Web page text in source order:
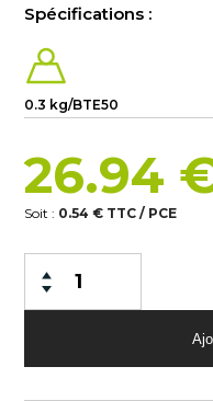
Spécifications :
0.3 kg/BTE50
26.94
Soit : 0.54 € TTC / PCE